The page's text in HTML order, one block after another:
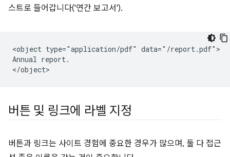
스트로 들어갑니다('연간 보고서').
<object type="application/pdf" data="/report.pdf">
Annual report.
버튼 및 링크에 라벨 지정
버튼과 링크는 사이트 경험에 중요한 경우가 많으며, 둘 다 접근